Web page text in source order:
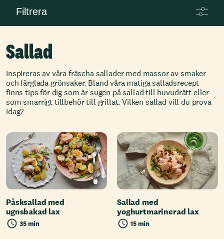
Filtrera
Sallad
Inspireras av våra fräscha sallader med massor av smaker
och färglada grönsaker. Bland våra matiga salladsrecept
finns tips för dig som är sugen på sallad till huvudrätt eller
som smarrigt tillbehör till grillat. Vilken sallad vill du prova
idag?
Påsksallad med
ugnsbakad lax
35 min
Sallad med
yoghurtmarinerad lax
15 min